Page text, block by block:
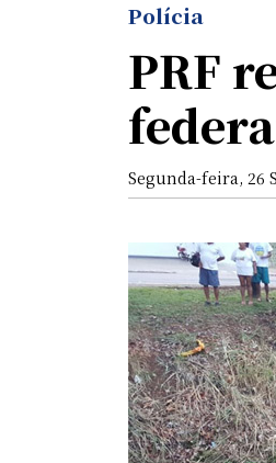
Polícia
PRF
Segunda-feira, 26